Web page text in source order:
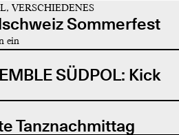
VERSCHIEDENES
Sommerfest
ein
SÜDPOL: Kick
Tanznachmittag